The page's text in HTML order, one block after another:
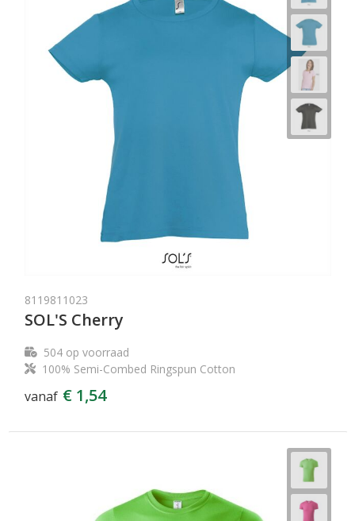
8119811023
SOL'S Cherry
504op voorraad
100% Semi-Combed Ringspun Cotton
vanaf € 1,54